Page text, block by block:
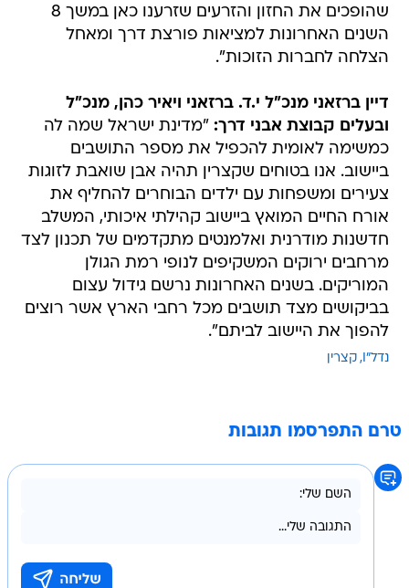
שהופכים את החזון והזרעים שזרענו כאן במשך 8
השנים האחרונות למציאות פורצת דרך ומאחל
הצלחה לחברות הזוכות".
דיין ברזאני מנכ"ל י.ד. ברזאני ויאיר כהן, מנכ"ל
ובעלים קבוצת אבני דרך: "מדינת ישראל שמה לה
כמשימה לאומית להכפיל את מספר התושבים
ביישוב. אנו בטוחים שקצרין תהיה אבן שואבת לזוגות
צעירים ומשפחות עם ילדים הבוחרים להחליף את
אורח החיים המואץ ביישוב קהילתי איכותי, המשלב
חדשנות מודרנית ואלמנטים מתקדמים של תכנון לצד
מרחבים ירוקים המשקיפים לנופי רמת הגולן
המוריקים. בשנים האחרונות נרשם גידול עצום
בביקושים מצד תושבים מכל רחבי הארץ אשר רוצים
להפוך את היישוב לביתם".
נדל"I קצרין
טרם התפרסמו תגובות